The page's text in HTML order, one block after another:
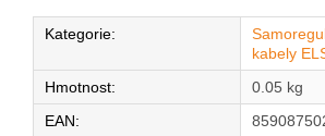
Kategorie:
kabely
Hmotnost:
0.05 kg
EAN: